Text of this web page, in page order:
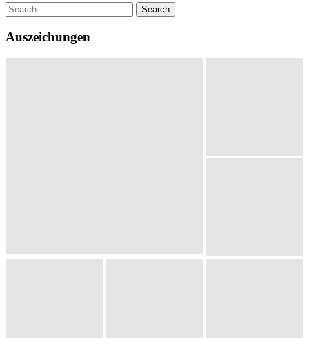
Search
for:
Auszeichungen